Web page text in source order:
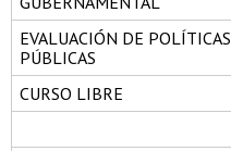
EVALUACIÓN DE POLÍTICAS
PÚBLICAS
CURSO LIBRE